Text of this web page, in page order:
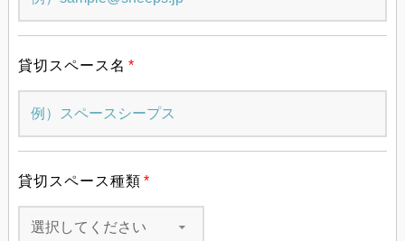
貸切スペース名 *
貸切スペース種類 *